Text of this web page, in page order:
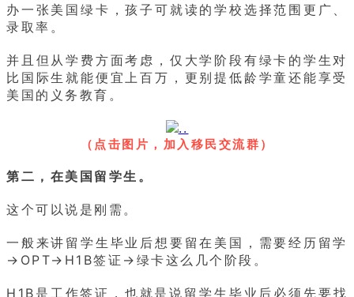
办一张美国绿卡，孩子可就读的学校选择范围更广、
录取率。
并且但从学费方面考虑，仅大学阶段有绿卡的学生对
比国际生就能便宜上百万，更别提低龄学童还能享受
美国的义务教育。
（点击图片，加入移民交流群）
第二，在美国留学生。
这个可以说是刚需。
一般来讲留学生毕业后想要留在美国，需要经历留学
→OPT→H1B签证→绿卡这么几个阶段。
H1B是工作签证，也就是说留学生毕业后必须先要找